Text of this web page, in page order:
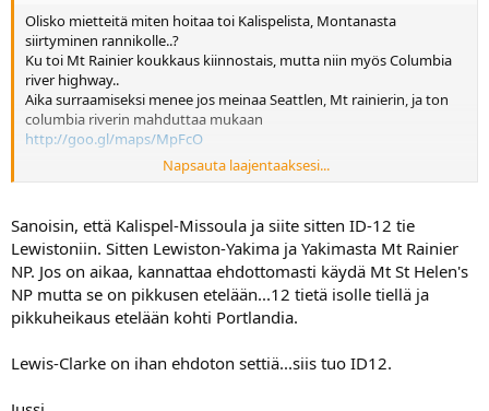
Olisko mietteitä miten hoitaa toi Kalispelista, Montanasta
siirtyminen rannikolle..?
Ku toi Mt Rainier koukkaus kiinnostais, mutta niin myös Columbia
river highway..
Aika surraamiseksi menee jos meinaa Seattlen, Mt rainierin, ja ton
columbia riverin mahduttaa mukaan
http://goo.gl/maps/MpFcO
Vai pitäsikö jättää Seattle pois?http://goo.gl/maps/22S9e
Vai Columbia river pois? http://goo.gl/maps/QSs78
Samoin mietityttää noi North Cascades NP, ja Olympic NP,
kannattaisko noitten kautta koukata?
Napsauta laajentaaksesi...
Sanoisin, että Kalispel-Missoula ja siite sitten ID-12 tie
Lewistoniin. Sitten Lewiston-Yakima ja Yakimasta Mt Rainier
NP. Jos on aikaa, kannattaa ehdottomasti käydä Mt St Helen's
NP mutta se on pikkusen etelään...12 tietä isolle tiellä ja
pikkuheikaus etelään kohti Portlandia.
Lewis-Clarke on ihan ehdoton settiä...siis tuo ID12.